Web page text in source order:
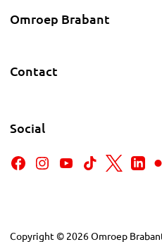
Omroep Brabant
Contact
Social
Copyright © 2026Omroep